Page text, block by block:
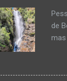
o
s
de